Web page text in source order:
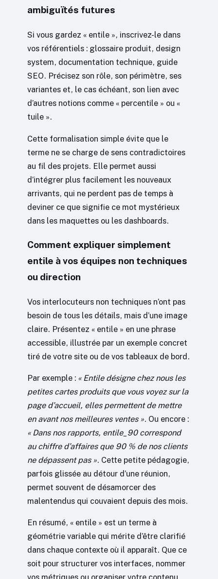
ambiguïtés futures
Si vous gardez « entile », inscrivez-le dans
vos référentiels : glossaire produit, design
system, documentation technique, guide
SEO. Précisez son rôle, son périmètre, ses
variantes et, le cas échéant, son lien avec
d’autres notions comme « percentile » ou «
tuile ».
Cette formalisation simple évite que le
terme ne se charge de sens contradictoires
au fil des projets. Elle permet aussi
d’intégrer plus facilement les nouveaux
arrivants, qui ne perdent pas de temps à
deviner ce que signifie ce mot mystérieux
dans les maquettes ou les dashboards.
Comment expliquer simplement
entile à vos équipes non techniques
ou direction
Vos interlocuteurs non techniques n’ont pas
besoin de tous les détails, mais d’une image
claire. Présentez « entile » en une phrase
accessible, illustrée par un exemple concret
tiré de votre site ou de vos tableaux de bord.
Par exemple : « Entile désigne chez nous les
petites cartes produits que vous voyez sur la
page d’accueil, elles permettent de mettre
en avant nos meilleures ventes ». Ou encore :
« Dans nos rapports, entile_90 correspond
au chiffre d’affaires que 90 % de nos clients
ne dépassent pas ». Cette petite pédagogie,
parfois glissée au détour d’une réunion,
permet souvent de désamorcer des
malentendus qui couvaient depuis des mois.
En résumé, « entile » est un terme à
géométrie variable qui mérite d’être clarifié
dans chaque contexte où il apparaît. Que ce
soit pour structurer vos interfaces, nommer